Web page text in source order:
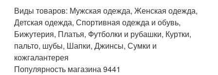
Виды товаров: Мужская одежда, Женская одежда,
Детская одежда, Спортивная одежда и обувь,
Бижутерия, Платья, Футболки и рубашки, Куртки,
пальто, шубы, Шапки, Джинсы, Сумки и
кожгалантерея
Популярность магазина 9441